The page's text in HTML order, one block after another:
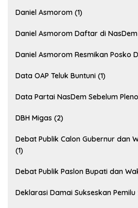
Daniel Asmorom (1)
Daniel Asmorom Daftar di NasDem
Daniel Asmorom Resmikan Posko
Data OAP Teluk Buntuni (1)
Data Partai NasDem Sebelum
DBH Migas (2)
Debat Publik Calon Gubernur dan
(1)
Debat Publik Paslon Bupati dan
Deklarasi Damai Sukseskan Pemilu